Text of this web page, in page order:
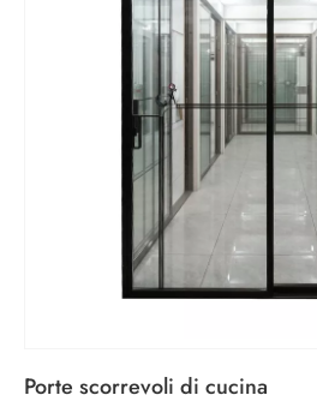
Porte scorrevoli di cucina